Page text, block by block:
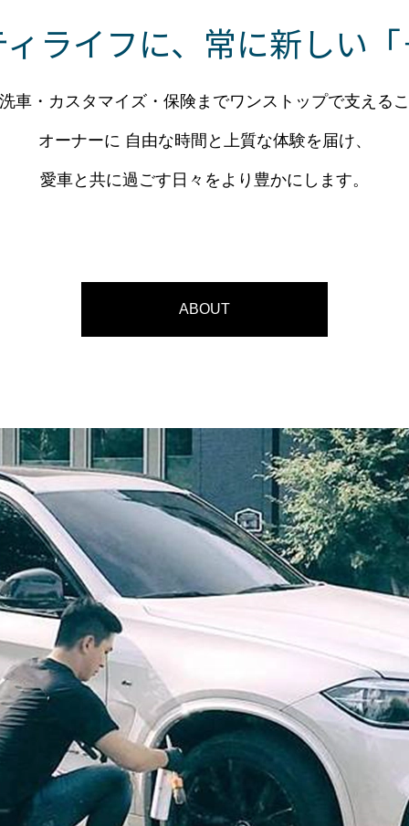
ライフに、常に新しい
車・カスタマイズ・保険までワンストップで支える
オーナーに 自由な時間と上質な体験を届け、
愛車と共に過ごす日々をより豊かにします。
ABOUT